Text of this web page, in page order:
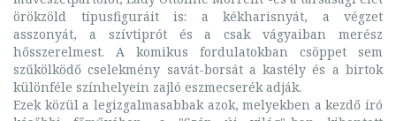
örökzöld típusfiguráit is: a kékharisnyát, a végzet
asszonyát, a szívtiprót és a csak vágyaiban merész
hősszerelmest. A komikus fordulatokban csöppet sem
szűkölködő cselekmény savát-borsát a kastély és a birtok
különféle színhelyein zajló eszmecserék adják.
Ezek közül a legizgalmasabbak azok, melyekben a kezdő író